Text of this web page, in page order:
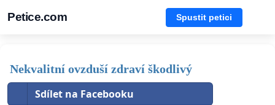
Petice.com Spustit petici
Nekvalitní ovzduší zdraví škodlivý
Sdílet na Facebooku